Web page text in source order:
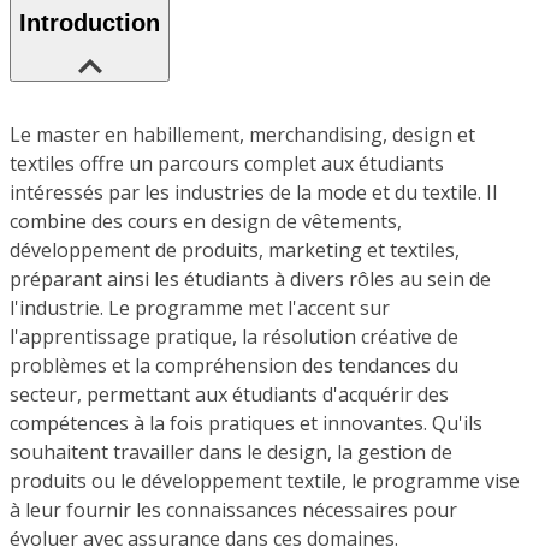
Introduction
Le master en habillement, merchandising, design et
textiles offre un parcours complet aux étudiants
intéressés par les industries de la mode et du textile. Il
combine des cours en design de vêtements,
développement de produits, marketing et textiles,
préparant ainsi les étudiants à divers rôles au sein de
l'industrie. Le programme met l'accent sur
l'apprentissage pratique, la résolution créative de
problèmes et la compréhension des tendances du
secteur, permettant aux étudiants d'acquérir des
compétences à la fois pratiques et innovantes. Qu'ils
souhaitent travailler dans le design, la gestion de
produits ou le développement textile, le programme vise
à leur fournir les connaissances nécessaires pour
évoluer avec assurance dans ces domaines.